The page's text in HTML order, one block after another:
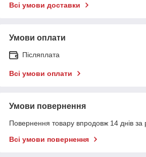
Всі умови доставки
Умови оплати
Післяплата
Всі умови оплати
Умови повернення
Повернення товару впродовж 14 днів за
Всі умови повернення